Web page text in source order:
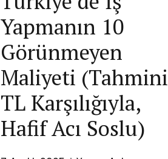
Yapmanın 10
Görünmeyen
Maliyeti (Tahmini
TL Karşılığıyla,
Hafif Acı Soslu)